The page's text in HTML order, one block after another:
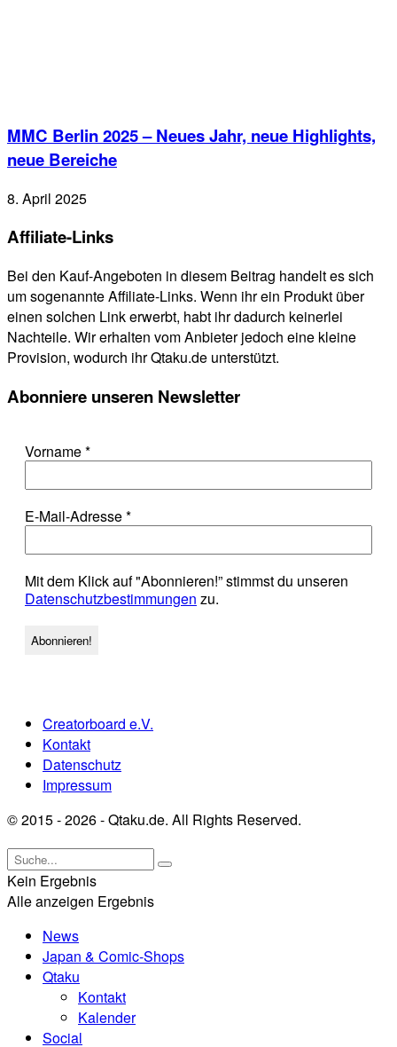
MMC Berlin 2025 – Neues Jahr, neue Highlights,
neue Bereiche
8. April 2025
Affiliate-Links
Bei den Kauf-Angeboten in diesem Beitrag handelt es sich
um sogenannte Affiliate-Links. Wenn ihr ein Produkt über
einen solchen Link erwerbt, habt ihr dadurch keinerlei
Nachteile. Wir erhalten vom Anbieter jedoch eine kleine
Provision, wodurch ihr Qtaku.de unterstützt.
Abonniere unseren Newsletter
Vorname*
E-Mail-Adresse*
Mit dem Klick auf "Abonnieren!” stimmst du unseren
Datenschutzbestimmungen zu.
Creatorboard e.V.
Kontakt
Datenschutz
Impressum
© 2015 - 2026 - Qtaku.de. All Rights Reserved.
Kein Ergebnis
Alle anzeigen Ergebnis
News
Japan & Comic-Shops
Qtaku
Kontakt
Kalender
Social